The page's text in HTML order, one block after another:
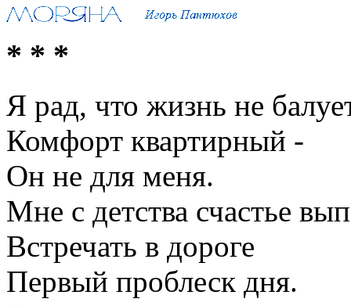
* * *
Я рад, что жизнь не
Комфорт квартирный -
Он не для меня.
Мне с детства счастье
Встречать в дороге
Первый проблеск дня.